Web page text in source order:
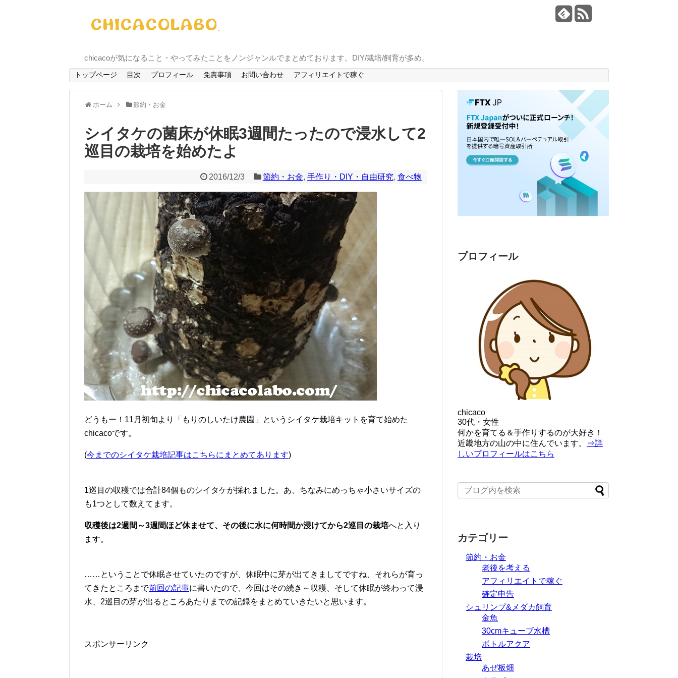
chicacoが気になること・やってみたことをノンジャンルでまとめております。DIY/栽培/飼育が多め。
トップページ 目次 プロフィール 免責事項 お問い合わせ アフィリエイトで稼ぐ
ホーム 節約・お金
シイタケの菌床が休眠3週間たったので浸水して2
巡目の栽培を始めたよ
2016/12/3 節約・お金, 手作り・DIY・自由研究, 食べ物
どうもー！11月初旬より「もりのしいたけ農園」というシイタケ栽培キットを育て始めた
chicacoです。
(今までのシイタケ栽培記事はこちらにまとめてあります)
1巡目の収穫では合計84個ものシイタケが採れました。あ、ちなみにめっちゃ小さいサイズの
も1つとして数えてます。
収穫後は2週間～3週間ほど休ませて、その後に水に何時間か浸けてから2巡目の栽培へと入り
ます。
……ということで休眠させていたのですが、休眠中に芽が出てきましてですね、それらが育っ
てきたところまで前回の記事に書いたので、今回はその続き～収穫、そして休眠が終わって浸
水、2巡目の芽が出るところあたりまでの記録をまとめていきたいと思います。
スポンサーリンク
プロフィール
chicaco
30代・女性
何かを育てる＆手作りするのが大好き！
近畿地方の山の中に住んでいます。
⇒詳
しいプロフィールはこちら
カテゴリー
節約・お金
老後を考える
アフィリエイトで稼ぐ
確定申告
シュリンプ&メダカ飼育
金魚
30cmキューブ水槽
ボトルアクア
栽培
あぜ板畑